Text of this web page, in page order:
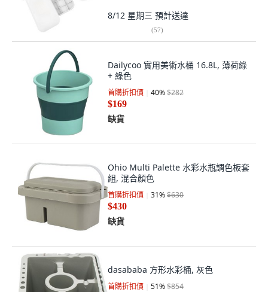
8/12 星期三 預計送達
(57)
Dailycoo 實用美術水桶 16.8L, 薄荷綠
+ 綠色
首購折扣價 40%$282
$169
缺貨
Ohio Multi Palette 水彩水瓶調色板套
組, 混合顏色
首購折扣價 31%$630
$430
缺貨
dasababa 方形水彩桶, 灰色
首購折扣價 51%$854